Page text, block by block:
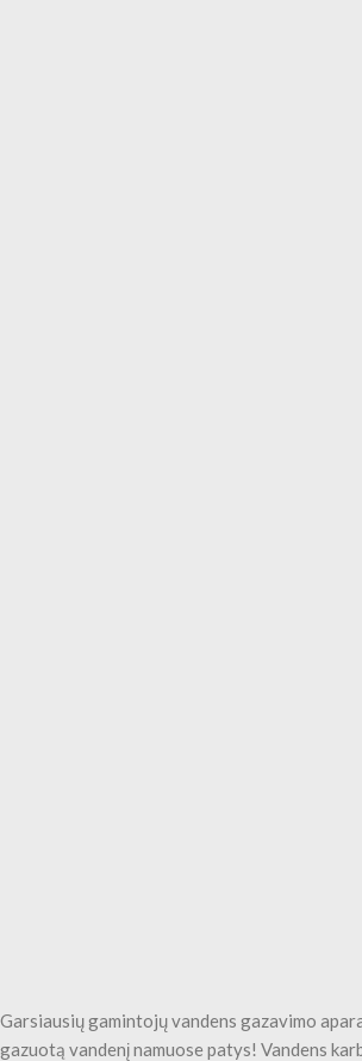
Garsiausių gamintojų vandens gazavimo
gazuotą vandenį namuose patys! Vandens